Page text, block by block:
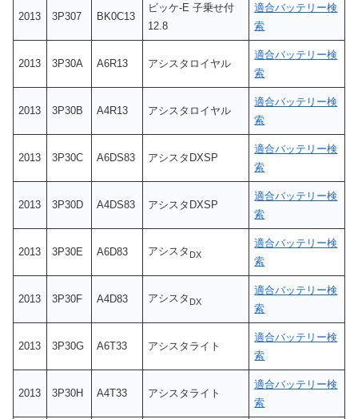
2013 3P307 BK0C13
ビッケ-E 子乗せ付
12.8
適合バッテリー検
索
2013 3P30A A6R13 アシスタロイヤル
適合バッテリー検
索
2013 3P30B A4R13 アシスタロイヤル
適合バッテリー検
索
2013 3P30C A6DS83 アシスタDXSP
適合バッテリー検
索
2013 3P30D A4DS83 アシスタDXSP
適合バッテリー検
索
2013 3P30E A6D83 アシスタ DX
適合バッテリー検
索
2013 3P30F A4D83 アシスタ DX
適合バッテリー検
索
2013 3P30G A6T33 アシスタライト
適合バッテリー検
索
2013 3P30H A4T33 アシスタライト
適合バッテリー検
索